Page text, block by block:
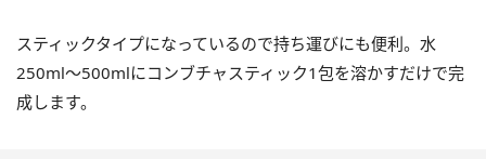
スティックタイプになっているので持ち運びにも便利。水
250ml〜500mlにコンブチャスティック1包を溶かすだけで完
成します。